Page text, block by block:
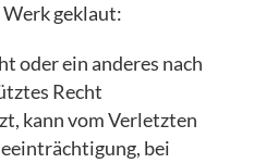
Werk geklaut:
oder ein anderes nach
Recht
kann vom Verletzten
bei